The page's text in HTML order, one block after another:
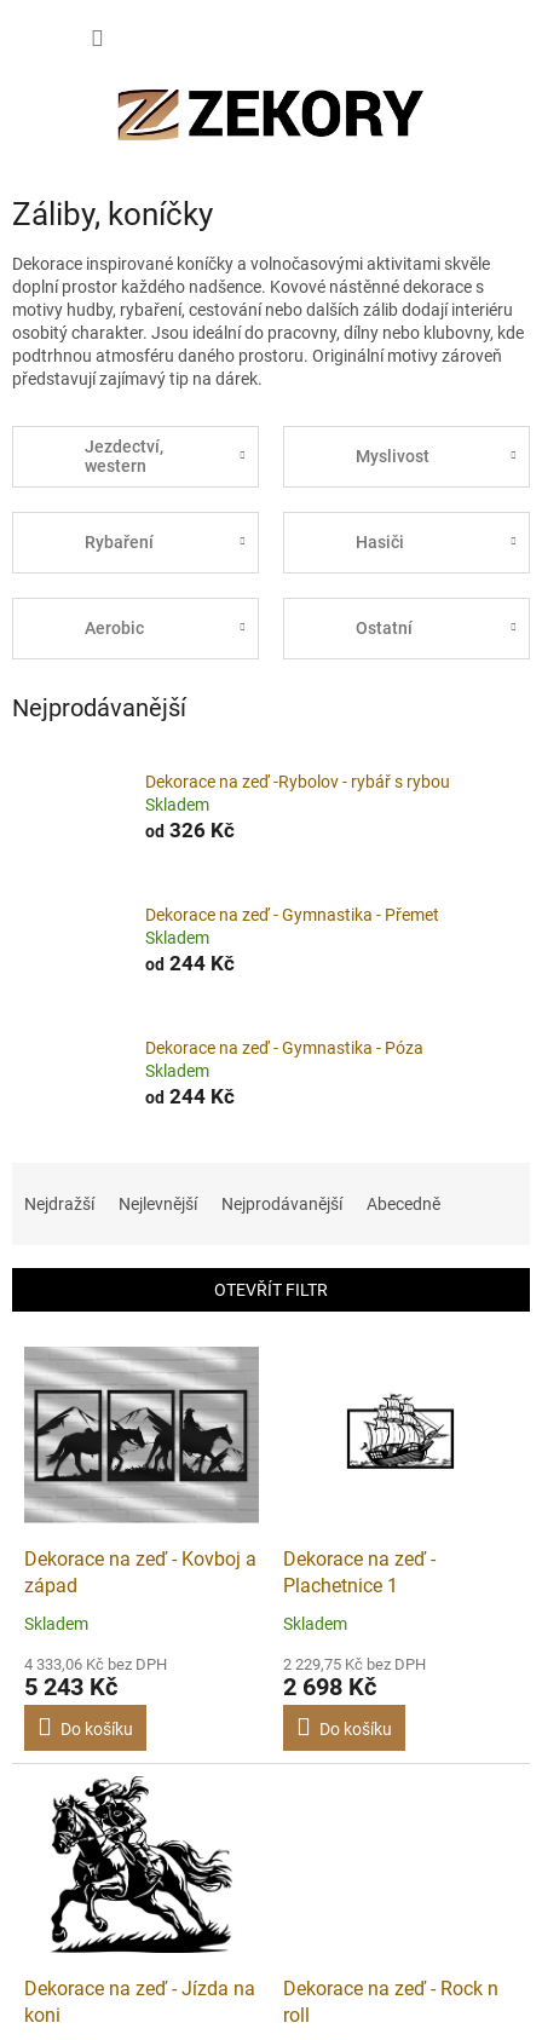
Záliby, koníčky
Dekorace inspirované koníčky a volnočasovými aktivitami skvěle
doplní prostor každého nadšence. Kovové nástěnné dekorace s
motivy hudby, rybaření, cestování nebo dalších zálib dodají interiéru
osobitý charakter. Jsou ideální do pracovny, dílny nebo klubovny, kde
podtrhnou atmosféru daného prostoru. Originální motivy zároveň
představují zajímavý tip na dárek.
Jezdectví,
western
Myslivost
Rybaření Hasiči
Aerobic Ostatní
Nejprodávanější
Dekorace na zeď -Rybolov - rybář s rybou
Skladem
od 326 Kč
Dekorace na zeď - Gymnastika - Přemet
Skladem
od 244 Kč
Dekorace na zeď - Gymnastika - Póza
Skladem
od 244 Kč
í
Nejdražší Nejlevnější Nejprodávanější Abecedně
OTEVŘÍT FILTR
V
Dekorace na zeď - Kovboj a
západ
Skladem
4 333,06 Kč bez DPH
5 243 Kč
Do košíku
Dekorace na zeď -
Plachetnice 1
Skladem
2 229,75 Kč bez DPH
2 698 Kč
Do košíku
Dekorace na zeď - Jízda na
koni
Dekorace na zeď - Rock n
roll